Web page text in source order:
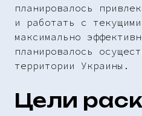
планировалось
и работать с
максимально
планировалось
территории Украины.
Цели